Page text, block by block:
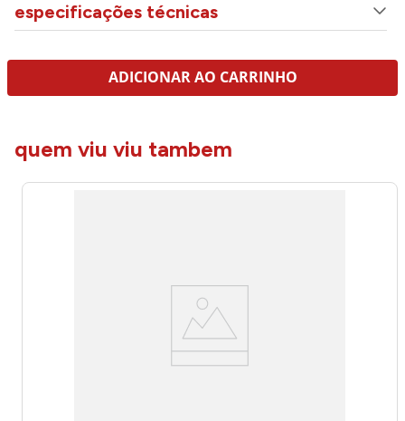
especificações técnicas
ADICIONAR AO CARRINHO
quem viu viu tambem